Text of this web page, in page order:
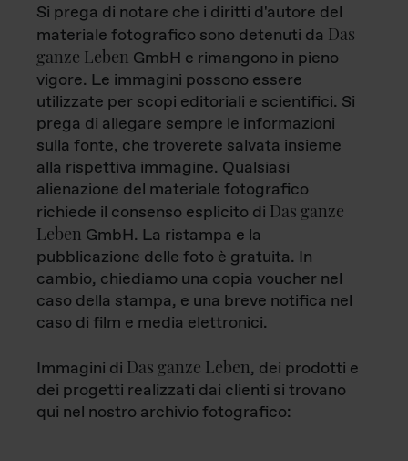
Si prega di notare che i diritti d'autore del
materiale fotografico sono detenuti da Das
ganze Leben GmbH e rimangono in pieno
vigore. Le immagini possono essere
utilizzate per scopi editoriali e scientifici. Si
prega di allegare sempre le informazioni
sulla fonte, che troverete salvata insieme
alla rispettiva immagine. Qualsiasi
alienazione del materiale fotografico
richiede il consenso esplicito di Das ganze
Leben GmbH. La ristampa e la
pubblicazione delle foto è gratuita. In
cambio, chiediamo una copia voucher nel
caso della stampa, e una breve notifica nel
caso di film e media elettronici.
Immagini di Das ganze Leben, dei prodotti e
dei progetti realizzati dai clienti si trovano
qui nel nostro archivio fotografico: